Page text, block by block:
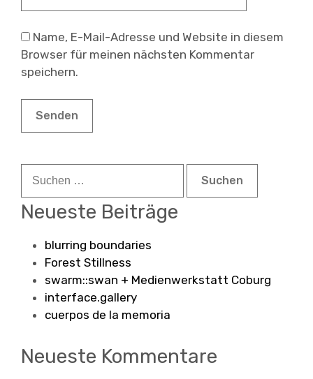
Name, E-Mail-Adresse und Website in diesem
Browser für meinen nächsten Kommentar
speichern.
Neueste Beiträge
blurring boundaries
Forest Stillness
swarm::swan + Medienwerkstatt Coburg
interface.gallery
cuerpos de la memoria
Neueste Kommentare